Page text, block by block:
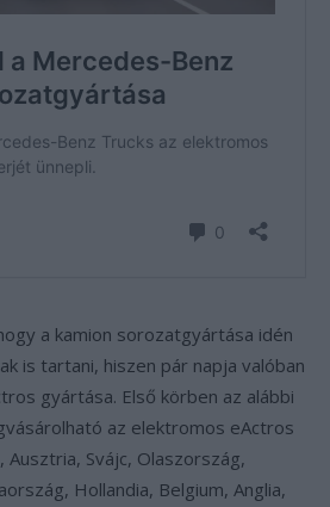
a kamion sorozatgyártása idén
is tartani, hiszen pár napja valóban
gyártása. Első körben az alábbi
az elektromos eActros
Svájc, Olaszország,
Hollandia, Belgium, Anglia,